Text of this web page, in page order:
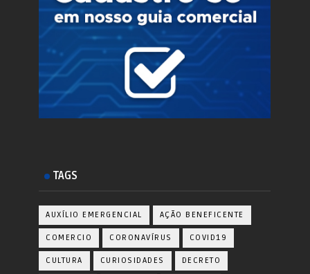
TAGS
AUXÍLIO EMERGENCIAL AÇÃO BENEFICENTE
COMERCIO CORONAVÍRUS COVID19
CULTURA CURIOSIDADES DECRETO